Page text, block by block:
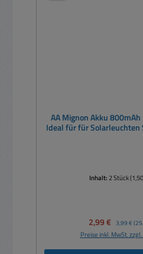
AA Mignon Akku 800mAh NiMH
Ideal für für
Inhalt:2 Stück
Verkaufspreis:
2,99 € Regulärer
3,99 €
Preise inkl. MwSt.